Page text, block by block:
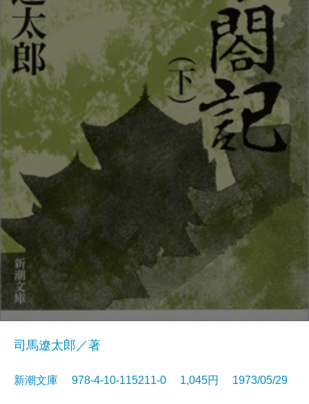
司馬遼太郎／著
新潮文庫 978-4-10-115211-0 1,045円 1973/05/29